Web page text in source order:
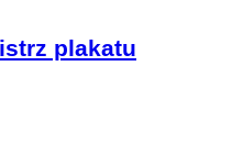
plakatu